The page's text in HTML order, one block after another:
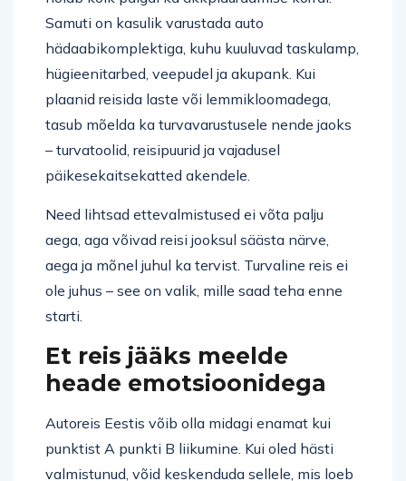
Samuti on kasulik varustada auto
hädaabikomplektiga, kuhu kuuluvad taskulamp,
hügieenitarbed, veepudel ja akupank. Kui
plaanid reisida laste või lemmikloomadega,
tasub mõelda ka turvavarustusele nende jaoks
– turvatoolid, reisipuurid ja vajadusel
päikesekaitsekatted akendele.
Need lihtsad ettevalmistused ei võta palju
aega, aga võivad reisi jooksul säästa närve,
aega ja mõnel juhul ka tervist. Turvaline reis ei
ole juhus – see on valik, mille saad teha enne
starti.
Et reis jääks meelde
heade emotsioonidega
Autoreis Eestis võib olla midagi enamat kui
punktist A punkti B liikumine. Kui oled hästi
valmistunud, võid keskenduda sellele, mis loeb